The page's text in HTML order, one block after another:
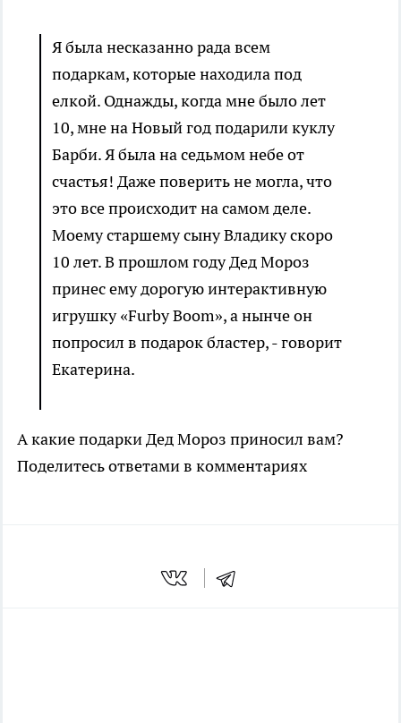
Я была несказанно рада всем
подаркам, которые находила под
елкой. Однажды, когда мне было лет
10, мне на Новый год подарили куклу
Барби. Я была на седьмом небе от
счастья! Даже поверить не могла, что
это все происходит на самом деле.
Моему старшему сыну Владику скоро
10 лет. В прошлом году Дед Мороз
принес ему дорогую интерактивную
игрушку «Furby Boom», а нынче он
попросил в подарок бластер, - говорит
Екатерина.
А какие подарки Дед Мороз приносил вам?
Поделитесь ответами в комментариях